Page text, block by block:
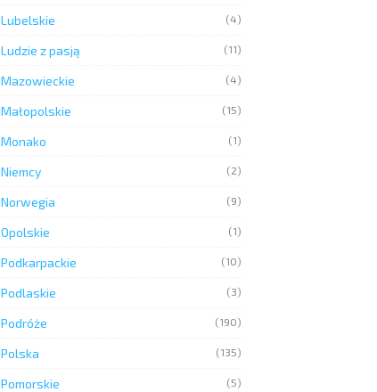
Lubelskie (4)
Ludzie z pasją (11)
Mazowieckie (4)
Małopolskie (15)
Monako (1)
Niemcy (2)
Norwegia (9)
Opolskie (1)
Podkarpackie (10)
Podlaskie (3)
Podróże (190)
Polska (135)
Pomorskie (5)